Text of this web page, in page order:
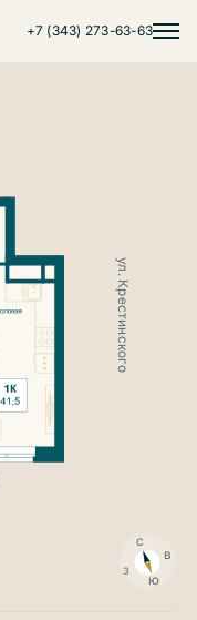
+7 (343) 273-63-63
з
с
в
ю
ул. Крестинского